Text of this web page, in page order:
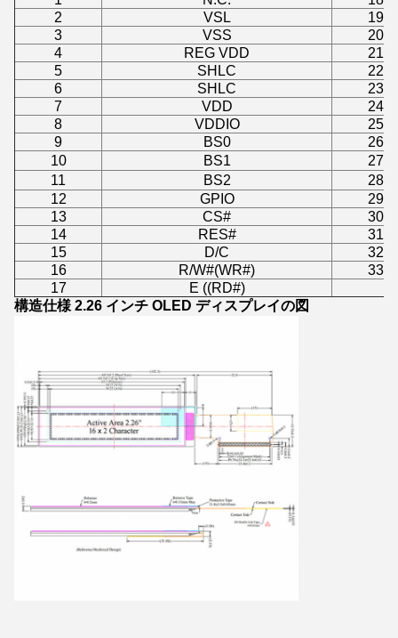
2
VSL
19
3
VSS
20
4
REG VDD
21
5
SHLC
22
6
SHLC
23
7
VDD
24
8
VDDIO
25
9
BS0
26
10
BS1
27
11
BS2
28
12
GPIO
29
13
CS#
30
14
RES#
31
15
D/C
32
16
R/W#(WR#)
33
17
E ((RD#)
構造仕様 2.26 インチ OLED ディスプレイの図